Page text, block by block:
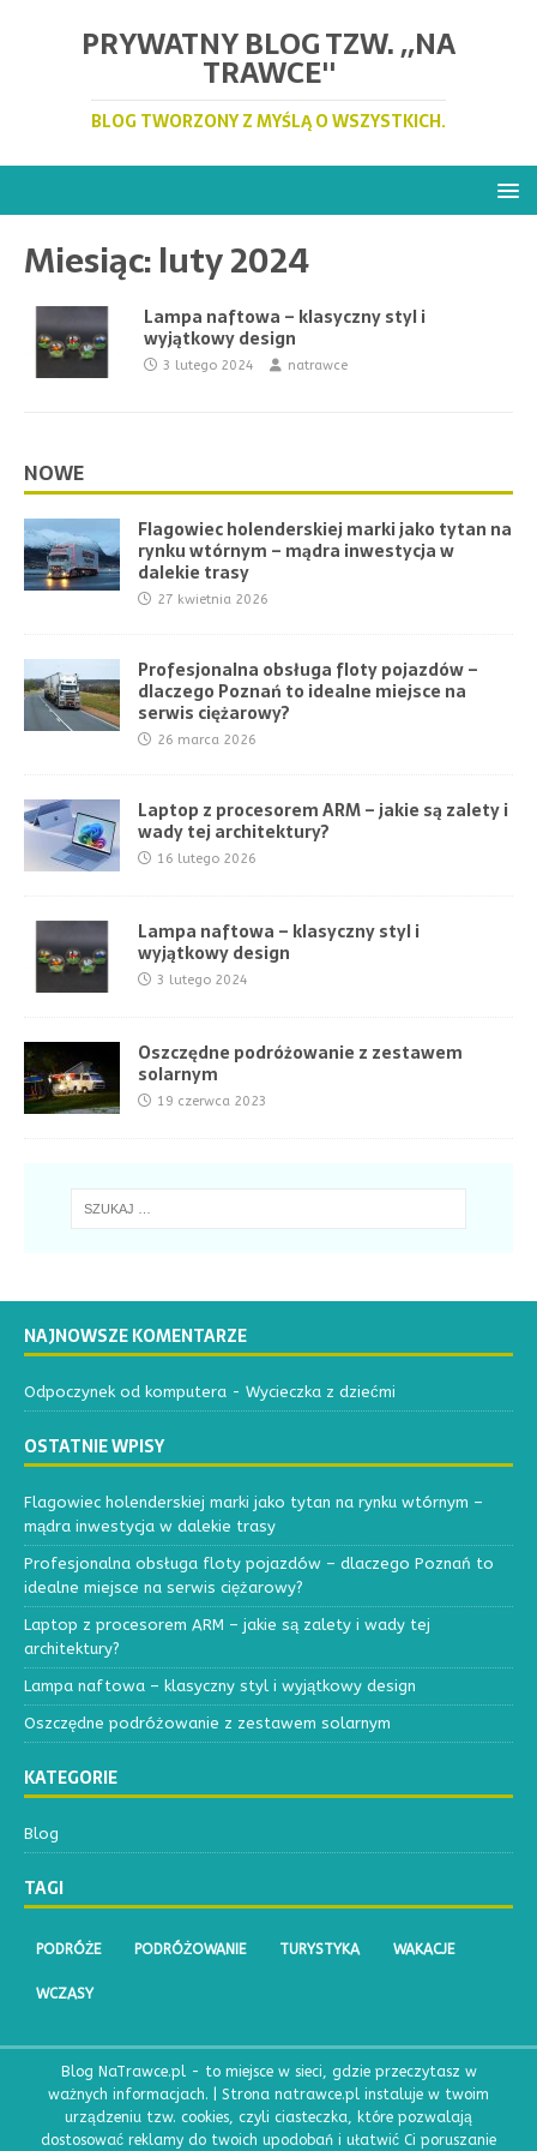
PRYWATNY BLOG TZW. ,,NA
TRAWCE''
BLOG TWORZONY Z MYŚLĄ O WSZYSTKICH.
Miesiąc:luty 2024
Lampa naftowa – klasyczny styl i
wyjątkowy design
3 lutego 2024 natrawce
NOWE
Flagowiec holenderskiej marki jako tytan na
rynku wtórnym – mądra inwestycja w
dalekie trasy
27 kwietnia 2026
Profesjonalna obsługa floty pojazdów –
dlaczego Poznań to idealne miejsce na
serwis ciężarowy?
26 marca 2026
Laptop z procesorem ARM – jakie są zalety i
wady tej architektury?
16 lutego 2026
Lampa naftowa – klasyczny styl i
wyjątkowy design
3 lutego 2024
Oszczędne podróżowanie z zestawem
solarnym
19 czerwca 2023
NAJNOWSZE KOMENTARZE
Odpoczynek od komputera - Wycieczka z dziećmi
OSTATNIE WPISY
Flagowiec holenderskiej marki jako tytan na rynku wtórnym –
mądra inwestycja w dalekie trasy
Profesjonalna obsługa floty pojazdów – dlaczego Poznań to
idealne miejsce na serwis ciężarowy?
Laptop z procesorem ARM – jakie są zalety i wady tej
architektury?
Lampa naftowa – klasyczny styl i wyjątkowy design
Oszczędne podróżowanie z zestawem solarnym
KATEGORIE
Blog
TAGI
PODRÓŻE PODRÓŻOWANIE TURYSTYKA WAKACJE
WCZASY
Blog NaTrawce.pl - to miejsce w sieci, gdzie przeczytasz w
ważnych informacjach. | Strona natrawce.pl instaluje w twoim
urządzeniu tzw. cookies, czyli ciasteczka, które pozwalają
dostosować reklamy do twoich upodobań i ułatwić Ci poruszanie